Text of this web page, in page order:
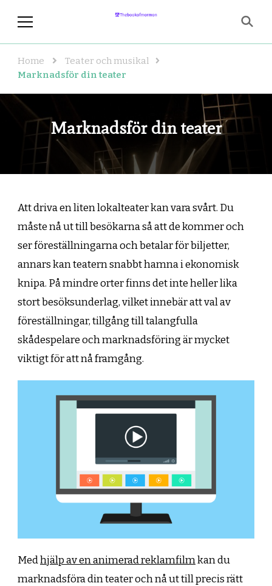
Home
Teater och musikal
Marknadsför din teater
Marknadsför din teater
Att driva en liten lokalteater kan vara svårt. Du
måste nå ut till besökarna så att de kommer och
ser föreställningarna och betalar för biljetter,
annars kan teatern snabbt hamna i ekonomisk
knipa. På mindre orter finns det inte heller lika
stort besöksunderlag, vilket innebär att val av
föreställningar, tillgång till talangfulla
skådespelare och marknadsföring är mycket
viktigt för att nå framgång.
Medhjälp av en animerad reklamfilmkan du
marknadsföra din teater och nå ut till precis rätt